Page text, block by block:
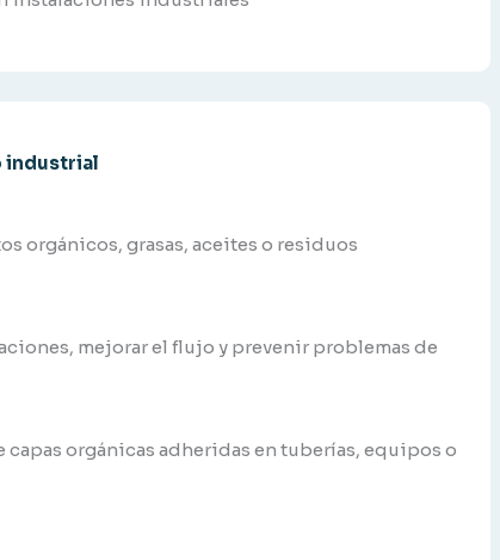
industrial
orgánicos, grasas, aceites o residuos
mejorar el flujo y prevenir problemas de
orgánicas adheridas en tuberías, equipos o